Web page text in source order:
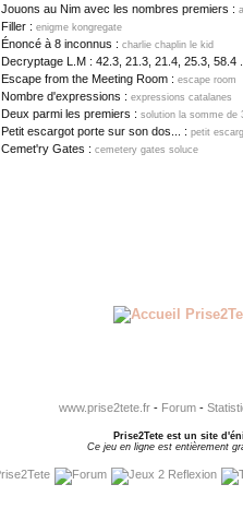
Jouons au Nim avec les nombres premiers :
Filler : enigme kongregate
Énoncé à 8 inconnus : charlie chaplin le kid
Decryptage L.M : 42.3, 21.3, 21.4, 25.3, 58.4
Escape from the Meeting Room : escape room
Nombre d'expressions : expressions catalanes
Deux parmi les premiers : solution la somme de
Petit escargot porte sur son dos... : petit
Cemet'ry Gates : cemetery gates soluce
www.prise2tete.fr- Forum-
Prise2Tete est un site
Ce jeu en ligne est entièrement